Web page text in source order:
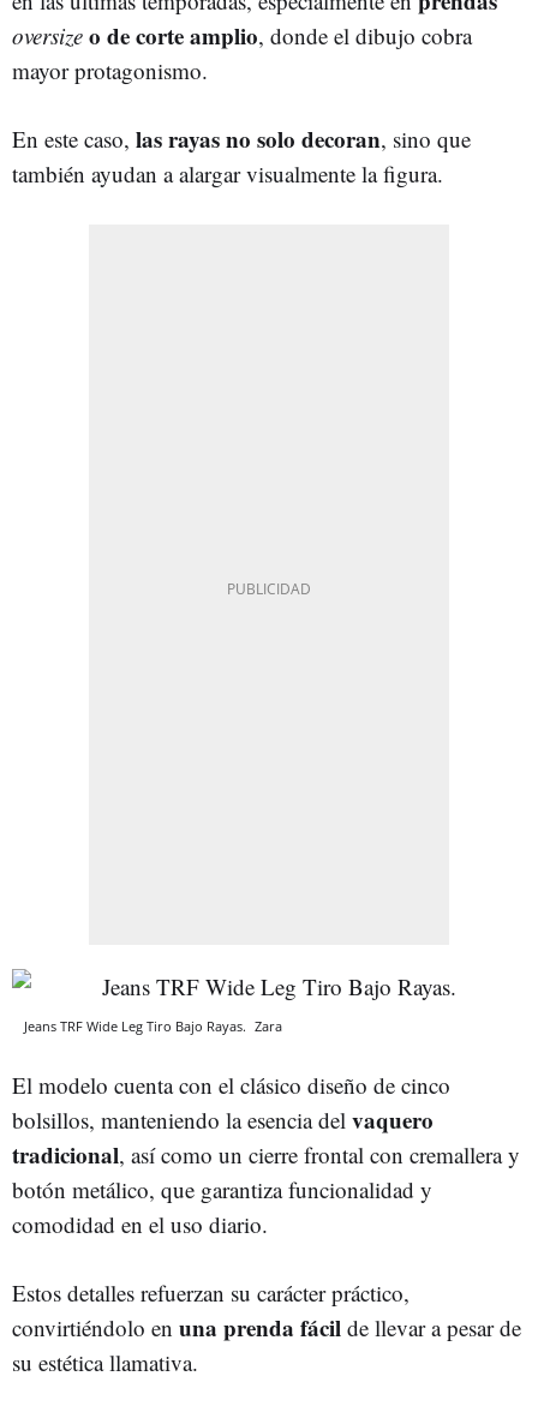
oversize o de corte amplio, donde el dibujo cobra
mayor protagonismo.
En este caso, las rayas no solo decoran, sino que
también ayudan a alargar visualmente la figura.
Jeans TRF Wide Leg Tiro Bajo Rayas. Zara
El modelo cuenta con el clásico diseño de cinco
bolsillos, manteniendo la esencia del vaquero
tradicional, así como un cierre frontal con cremallera y
botón metálico, que garantiza funcionalidad y
comodidad en el uso diario.
Estos detalles refuerzan su carácter práctico,
convirtiéndolo en una prenda fácil de llevar a pesar de
su estética llamativa.